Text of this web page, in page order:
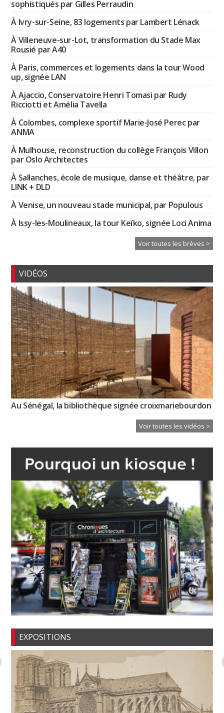
sophistiqués par Gilles Perraudin
À Ivry-sur-Seine, 83 logements par Lambert Lénack
À Villeneuve-sur-Lot, transformation du Stade Max
Rousié par A40
À Paris, commerces et logements dans la tour Wood
up, signée LAN
À Ajaccio, Conservatoire Henri Tomasi par Rudy
Ricciotti et Amélia Tavella
À Colombes, complexe sportif Marie-José Perec par
ANMA
À Mulhouse, reconstruction du collège François Villon
par Oslo Architectes
À Sallanches, école de musique, danse et théâtre, par
LINK + DLD
À Venise, un nouveau stade municipal, par Populous
À Issy-les-Moulineaux, la tour Keïko, signée Loci Anima
Voir toutes les brèves >
VIDÉOS
Au Sénégal, la bibliothèque signée croixmariebourdon
Voir toutes les vidéos >
EXPOSITIONS